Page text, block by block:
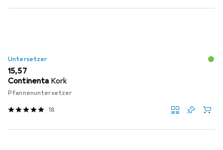
Untersetzer
EUR
15,57
Continenta Kork
Pfannenuntersetzer
18